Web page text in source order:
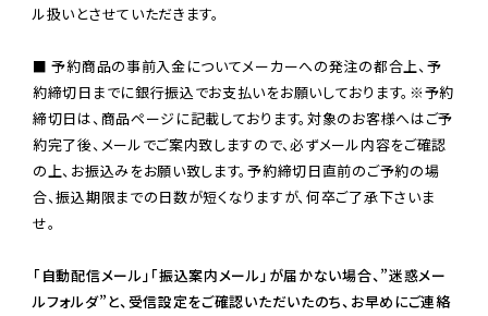
ル扱いとさせていただきます。
■ 予約商品の事前入金についてメーカーへの発注の都合上、予
約締切日までに銀行振込でお支払いをお願いしております。※予約
締切日は、商品ページに記載しております。対象のお客様へはご予
約完了後、メールでご案内致しますので、必ずメール内容をご確認
の上、お振込みをお願い致します。予約締切日直前のご予約の場
合、振込期限までの日数が短くなりますが、何卒ご了承下さいま
せ。
「自動配信メール」「振込案内メール」が届かない場合、”迷惑メー
ルフォルダ”と、受信設定をご確認いただいたのち、お早めにご連絡